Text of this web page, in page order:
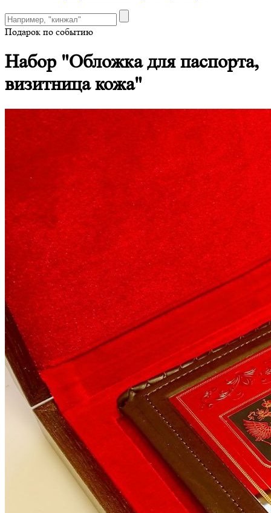
Подарок по событию
Набор "Обложка для паспорта,
визитница кожа"